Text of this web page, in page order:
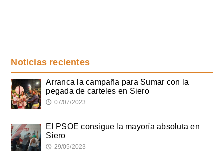
Noticias recientes
Arranca la campaña para Sumar con la
pegada de carteles en Siero
🕔 07/07/2023
El PSOE consigue la mayoría absoluta en
Siero
🕔 29/05/2023